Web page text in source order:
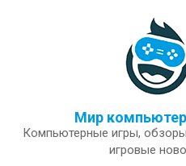
Мир
Компьютерные игры,
игровые